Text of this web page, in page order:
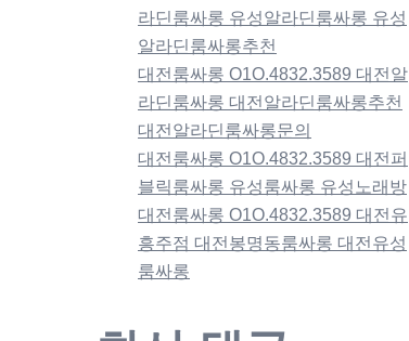
라딘룸싸롱 유성알라딘룸싸롱 유성
알라딘룸싸롱추천
대전룸싸롱 O1O.4832.3589 대전알
라딘룸싸롱 대전알라딘룸싸롱추천
대전알라딘룸싸롱문의
대전룸싸롱 O1O.4832.3589 대전퍼
블릭룸싸롱 유성룸싸롱 유성노래방
대전룸싸롱 O1O.4832.3589 대전유
흥주점 대전봉명동룸싸롱 대전유성
룸싸롱